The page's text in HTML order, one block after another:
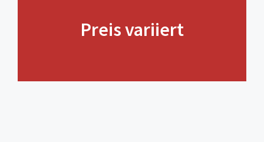
Preis variiert